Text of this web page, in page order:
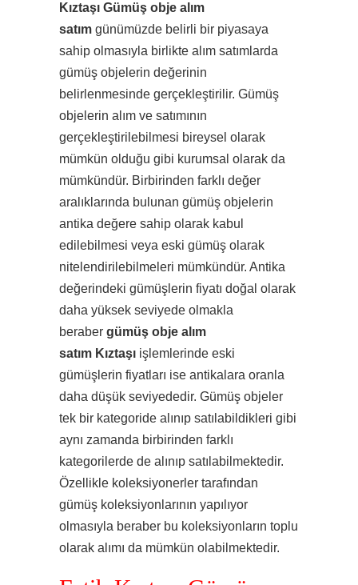
Kıztaşı Gümüş obje alım
satım günümüzde belirli bir piyasaya
sahip olmasıyla birlikte alım satımlarda
gümüş objelerin değerinin
belirlenmesinde gerçekleştirilir. Gümüş
objelerin alım ve satımının
gerçekleştirilebilmesi bireysel olarak
mümkün olduğu gibi kurumsal olarak da
mümkündür. Birbirinden farklı değer
aralıklarında bulunan gümüş objelerin
antika değere sahip olarak kabul
edilebilmesi veya eski gümüş olarak
nitelendirilebilmeleri mümkündür. Antika
değerindeki gümüşlerin fiyatı doğal olarak
daha yüksek seviyede olmakla
beraber gümüş obje alım
satım Kıztaşı işlemlerinde eski
gümüşlerin fiyatları ise antikalara oranla
daha düşük seviyededir. Gümüş objeler
tek bir kategoride alınıp satılabildikleri gibi
aynı zamanda birbirinden farklı
kategorilerde de alınıp satılabilmektedir.
Özellikle koleksiyonerler tarafından
gümüş koleksiyonlarının yapılıyor
olmasıyla beraber bu koleksiyonların toplu
olarak alımı da mümkün olabilmektedir.